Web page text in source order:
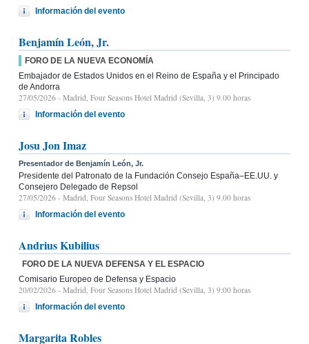
Información del evento
Benjamín León, Jr.
FORO DE LA NUEVA ECONOMÍA
Embajador de Estados Unidos en el Reino de España y el Principado
de Andorra
27/05/2026 - Madrid, Four Seasons Hotel Madrid (Sevilla, 3) 9.00 horas
Información del evento
Josu Jon Imaz
Presentador de Benjamín León, Jr.
Presidente del Patronato de la Fundación Consejo España–EE.UU. y
Consejero Delegado de Repsol
27/05/2026 - Madrid, Four Seasons Hotel Madrid (Sevilla, 3) 9.00 horas
Información del evento
Andrius Kubilius
FORO DE LA NUEVA DEFENSA Y EL ESPACIO
Comisario Europeo de Defensa y Espacio
20/02/2026 - Madrid, Four Seasons Hotel Madrid (Sevilla, 3) 9:00 horas
Información del evento
Margarita Robles